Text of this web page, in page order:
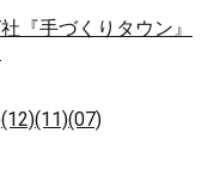
『手づくりタウン』